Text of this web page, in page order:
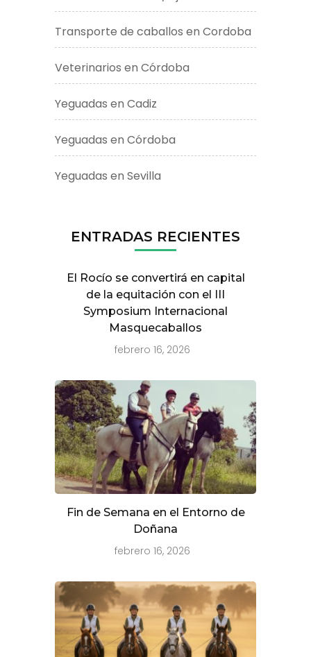
Transporte de caballos en Cordoba
Veterinarios en Córdoba
Yeguadas en Cadiz
Yeguadas en Córdoba
Yeguadas en Sevilla
ENTRADAS RECIENTES
El Rocío se convertirá en capital
de la equitación con el III
Symposium Internacional
Masquecaballos
febrero 16, 2026
Fin de Semana en el Entorno de
Doñana
febrero 16, 2026